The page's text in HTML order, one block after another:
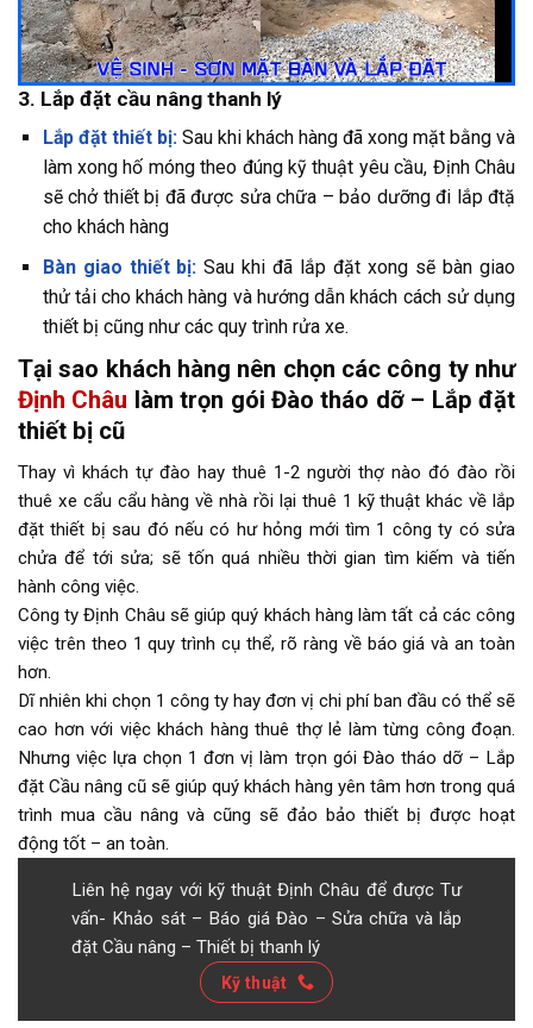
3. Lắp đặt cầu nâng thanh lý
Lắp đặt thiết bị: Sau khi khách hàng đã xong mặt bằng và
làm xong hố móng theo đúng kỹ thuật yêu cầu, Định Châu
sẽ chở thiết bị đã được sửa chữa – bảo dưỡng đi lắp đtặ
cho khách hàng
Bàn giao thiết bị:Sau khi đã lắp đặt xong sẽ bàn giao
thử tải cho khách hàng và hướng dẫn khách cách sử dụng
thiết bị cũng như các quy trình rửa xe.
Tại sao khách hàng nên chọn các công ty như
Định Châu làm trọn gói Đào tháo dỡ – Lắp đặt
thiết bị cũ
Thay vì khách tự đào hay thuê 1-2 người thợ nào đó đào rồi
thuê xe cẩu cẩu hàng về nhà rồi lại thuê 1 kỹ thuật khác về lắp
đặt thiết bị sau đó nếu có hư hỏng mới tìm 1 công ty có sửa
chửa để tới sửa; sẽ tốn quá nhiều thời gian tìm kiếm và tiến
hành công việc.
Công ty Định Châu sẽ giúp quý khách hàng làm tất cả các công
việc trên theo 1 quy trình cụ thể, rõ ràng về báo giá và an toàn
hơn.
Dĩ nhiên khi chọn 1 công ty hay đơn vị chi phí ban đầu có thể sẽ
cao hơn với việc khách hàng thuê thợ lẻ làm từng công đoạn.
Nhưng việc lựa chọn 1 đơn vị làm trọn gói Đào tháo dỡ – Lắp
đặt Cầu nâng cũ sẽ giúp quý khách hàng yên tâm hơn trong quá
trình mua cầu nâng và cũng sẽ đảo bảo thiết bị được hoạt
động tốt – an toàn.
Liên hệ ngay với kỹ thuật Định Châu để được Tư
vấn- Khảo sát – Báo giá Đào – Sửa chữa và lắp
đặt Cầu nâng – Thiết bị thanh lý
Kỹ thuật